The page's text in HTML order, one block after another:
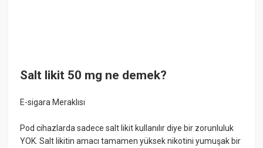
Salt likit 50 mg ne demek?
E-sigara Meraklısı
Pod cihazlarda sadece salt likit kullanılır diye bir zorunluluk
YOK. Salt likitin amacı tamamen yüksek nikotini yumuşak bir